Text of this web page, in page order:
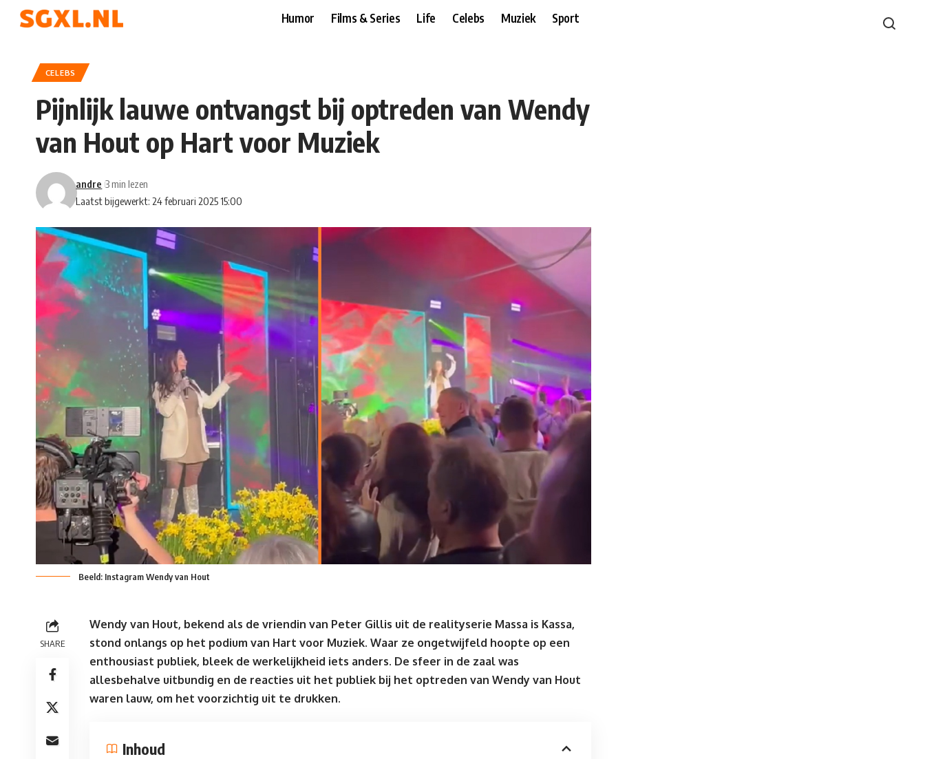
Humor Films & Series Life Celebs Muziek Sport
CELEBS
Pijnlijk lauwe ontvangst bij optreden van Wendy
van Hout op Hart voor Muziek
Laatst bijgewerkt: 24 februari 2025 15:00
andre 3 min lezen
Beeld: Instagram Wendy van Hout
SHARE
Wendy van Hout, bekend als de vriendin van Peter Gillis uit de realityserie Massa is Kassa,
stond onlangs op het podium van Hart voor Muziek. Waar ze ongetwijfeld hoopte op een
enthousiast publiek, bleek de werkelijkheid iets anders. De sfeer in de zaal was
allesbehalve uitbundig en de reacties uit het publiek bij het optreden van Wendy van Hout
waren lauw, om het voorzichtig uit te drukken.
Inhoud